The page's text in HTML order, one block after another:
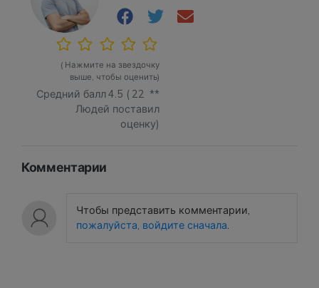
( Нажмите на звездочку
выше, чтобы оценить)
Средний балл4.5 ( 22 **
Людей поставил
оценку)
Комментарии
Чтобы представить комментарии,
пожалуйста, войдите сначала.